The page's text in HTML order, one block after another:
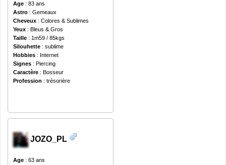
Age : 83 ans
Astro : Gemeaux
Cheveux : Colores & Sublimes
Yeux : Bleus & Gros
Taille : 1m59 / 85kgs
Silouhette : sublime
Hobbies : Internet
Signes : Piercing
Caractère : Bosseur
Profession : trésorière
JOZO_PL
Age : 63 ans